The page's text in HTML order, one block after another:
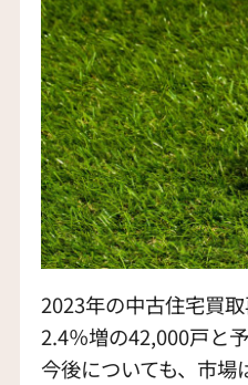
2023年の中古住宅買
2.4％増の42,000戸と
今後についても、市場